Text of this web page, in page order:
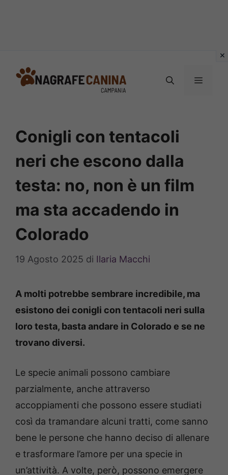
MENU
Conigli con tentacoli
neri che escono dalla
testa: no, non è un film
ma sta accadendo in
Colorado
19 Agosto 2025 di Ilaria Macchi
A molti potrebbe sembrare incredibile, ma
esistono dei conigli con tentacoli neri sulla
loro testa, basta andare in Colorado e se ne
trovano diversi.
Le specie animali possono cambiare
parzialmente, anche attraverso
accoppiamenti che possono essere studiati
così da tramandare alcuni tratti, come sanno
bene le persone che hanno deciso di allenare
e trasformare l’amore per una specie in
un’attività. A volte, però, possono emergere